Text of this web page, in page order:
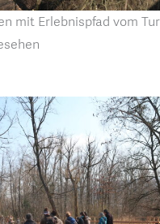
mit Erlebnispfad vom